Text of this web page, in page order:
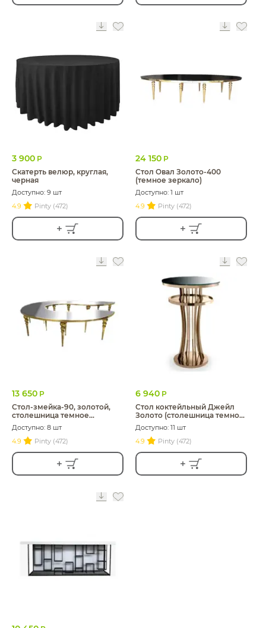
3 900 Р
Скатерть велюр, круглая,
черная
Доступно: 9 шт
4.9
Pinty (472)
24 150 Р
Стол Овал Золото-400
(темное зеркало)
Доступно: 1 шт
4.9
Pinty (472)
13 650 Р
Стол-змейка-90, золотой,
столешница темное
зеркало, 1 модуль
Доступно: 8 шт
4.9
Pinty (472)
6 940 Р
Стол коктейльный Джейл
Золото (столешница темное
стекло)
Доступно: 11 шт
4.9
Pinty (472)